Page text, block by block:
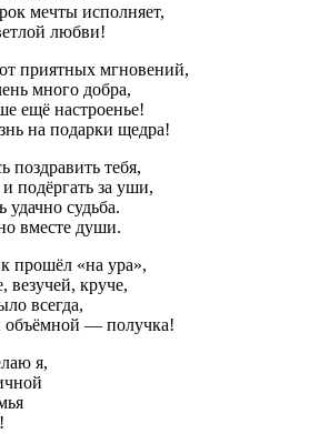
мечты исполняет,
любви!
приятных мгновений,
много добра,
ещё настроенье!
на подарки щедра!
поздравить тебя,
подёргать за уши,
судьба.
вместе души.
прошёл «на ура»,
круче,
всегда,
— получка!
я,